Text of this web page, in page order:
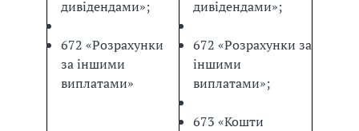
дивідендами»;
672 «Розрахунки
за іншими
виплатами»
дивідендами»;
672 «Розрахунки за
іншими
виплатами»;
673 «Кошти